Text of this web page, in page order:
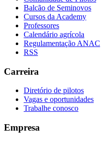
Balcão de Seminovos
Cursos da Academy
Professores
Calendário agrícola
Regulamentação ANAC
RSS
Carreira
Diretório de pilotos
Vagas e oportunidades
Trabalhe conosco
Empresa